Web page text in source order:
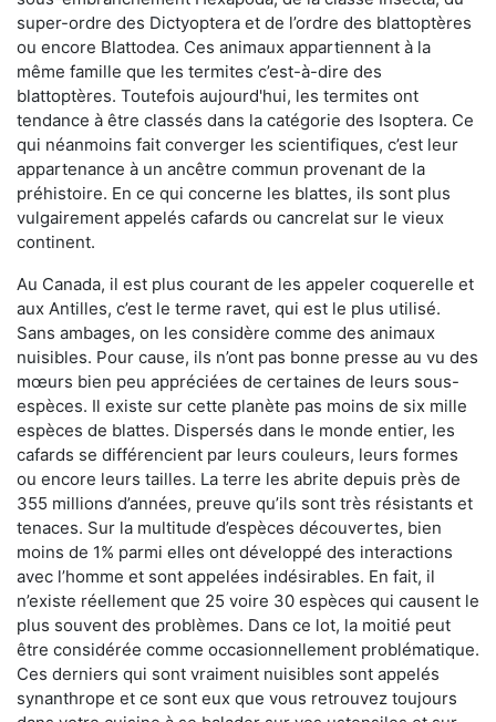
super-ordre des Dictyoptera et de l’ordre des blattoptères
ou encore Blattodea. Ces animaux appartiennent à la
même famille que les termites c’est-à-dire des
blattoptères. Toutefois aujourd'hui, les termites ont
tendance à être classés dans la catégorie des Isoptera. Ce
qui néanmoins fait converger les scientifiques, c’est leur
appartenance à un ancêtre commun provenant de la
préhistoire. En ce qui concerne les blattes, ils sont plus
vulgairement appelés cafards ou cancrelat sur le vieux
continent.
Au Canada, il est plus courant de les appeler coquerelle et
aux Antilles, c’est le terme ravet, qui est le plus utilisé.
Sans ambages, on les considère comme des animaux
nuisibles. Pour cause, ils n’ont pas bonne presse au vu des
mœurs bien peu appréciées de certaines de leurs sous-
espèces. Il existe sur cette planète pas moins de six mille
espèces de blattes. Dispersés dans le monde entier, les
cafards se différencient par leurs couleurs, leurs formes
ou encore leurs tailles. La terre les abrite depuis près de
355 millions d’années, preuve qu’ils sont très résistants et
tenaces. Sur la multitude d’espèces découvertes, bien
moins de 1% parmi elles ont développé des interactions
avec l’homme et sont appelées indésirables. En fait, il
n’existe réellement que 25 voire 30 espèces qui causent le
plus souvent des problèmes. Dans ce lot, la moitié peut
être considérée comme occasionnellement problématique.
Ces derniers qui sont vraiment nuisibles sont appelés
synanthrope et ce sont eux que vous retrouvez toujours